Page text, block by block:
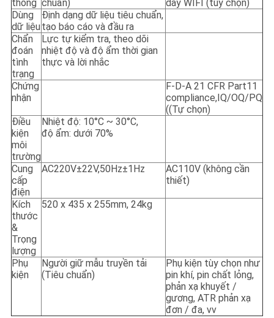
thông chuẩn)
dây WIFI (tùy chọn)
Dùng
dữ liệu
Định dạng dữ liệu tiêu chuẩn,
tạo báo cáo và đầu ra
Chẩn
đoán
tình
trạng
Lực tự kiểm tra, theo dõi
nhiệt độ và độ ẩm thời gian
thực và lời nhắc
Chứng
nhận
F-D-A 21 CFR Part11
compliance,IQ/OQ/PQ
((Tự chọn)
Điều
kiện
môi
trường
Nhiệt độ: 10°C ~ 30°C,
độ ẩm: dưới 70%
Cung
cấp
điện
AC220V±22V,50Hz±1Hz
AC110V (không cần
thiết)
Kích
thước
&
Trọng
lượng
520 x 435 x 255mm, 24kg
Phụ
kiện
Người giữ mẫu truyền tải
(Tiêu chuẩn)
Phụ kiện tùy chọn như
pin khí, pin chất lỏng,
phản xạ khuyết /
gương, ATR phản xạ
đơn / đa, vv